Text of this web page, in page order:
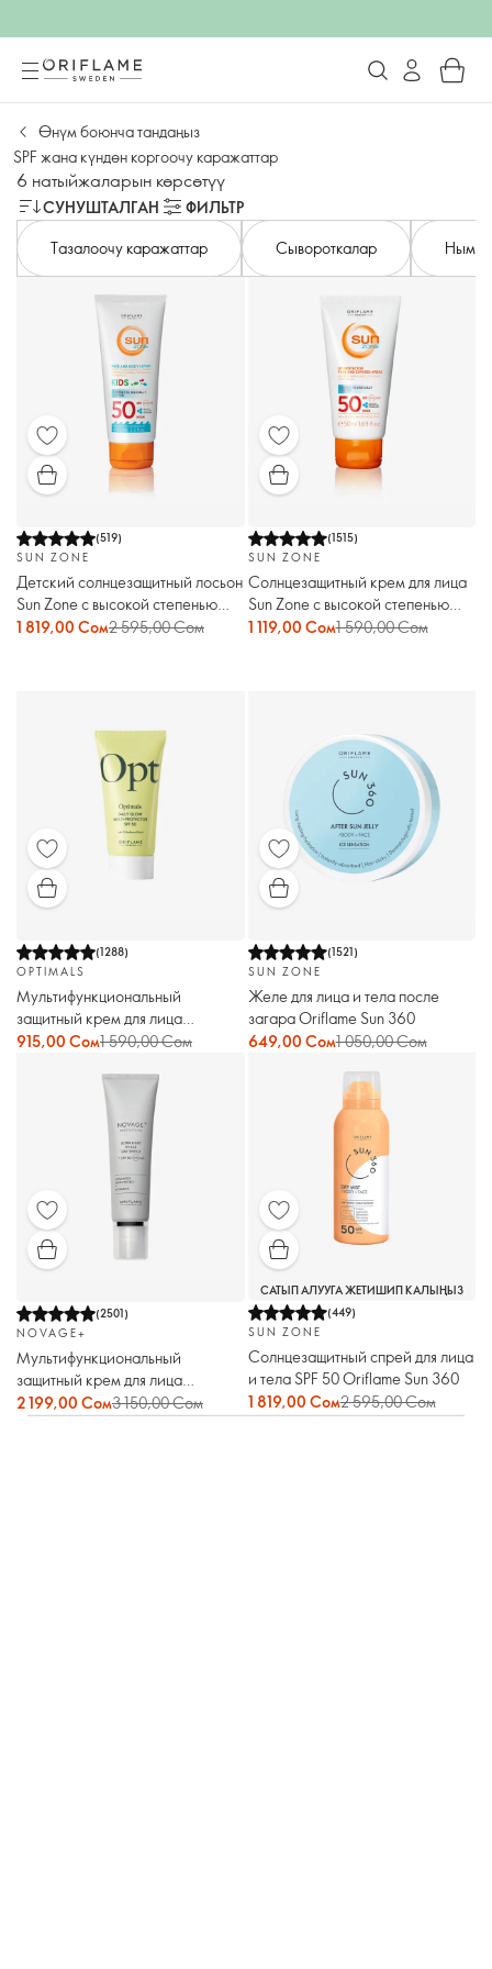
Өнүм боюнча тандаңыз
SPF жана күндөн коргоочу каражаттар
6 натыйжаларын көрсөтүү
СУНУШТАЛГАН
ФИЛЬТР
Тазалоочу каражаттар
Сывороткалар
(519)
SUN ZONE
Детский солнцезащитный лосьон
Sun Zone с высокой степенью
защиты SPF 50
1 819,00 Сом2 595,00 Сом
(1515)
SUN ZONE
Солнцезащитный крем для лица
Sun Zone с высокой степенью
защиты SPF 50
1 119,00 Сом1 590,00 Сом
(1288)
OPTIMALS
Мультифункциональный
защитный крем для лица
Optimals
915,00 Сом1 590,00 Сом
(1521)
SUN ZONE
Желе для лица и тела после
загара Oriflame Sun 360
649,00 Сом1 050,00 Сом
(2501)
NOVAGE+
Мультифункциональный
защитный крем для лица
Novage+
2 199,00 Сом3 150,00 Сом
САТЫП АЛУУГА ЖЕТИШИП КАЛЫҢЫЗ
(449)
SUN ZONE
Солнцезащитный спрей для лица
и тела SPF 50 Oriflame Sun 360
1 819,00 Сом2 595,00 Сом